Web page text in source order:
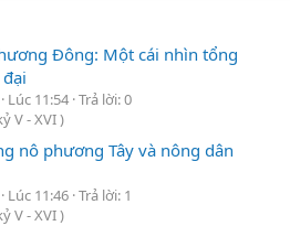
Đông: Một cái nhìn tổng
Lúc 11:54 Trả lời: 0
V - XVI )
nô phương Tây và nông dân
Lúc 11:46 Trả lời: 1
V - XVI )